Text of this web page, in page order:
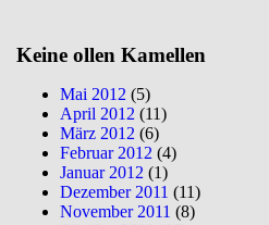
Keine ollen Kamellen
Mai 2012 (5)
April 2012 (11)
März 2012 (6)
Februar 2012 (4)
Januar 2012 (1)
Dezember 2011 (11)
November 2011 (8)